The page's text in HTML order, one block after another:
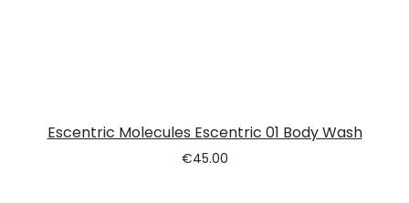
Escentric Molecules Escentric 01 Body Wash
€45.00